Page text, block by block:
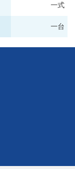
一式
一台